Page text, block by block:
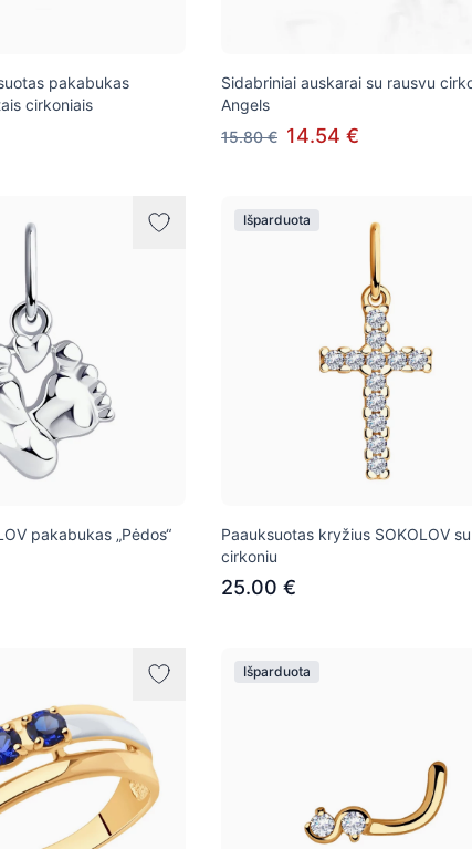
pakabukas
cirkoniais
Sidabriniai auskarai su rausvu
Angels
15.80 € 14.54 €
pakabukas „Pėdos“
Išparduota
Paauksuotas kryžius SOKOLOV
cirkoniu
25.00 €
Išparduota